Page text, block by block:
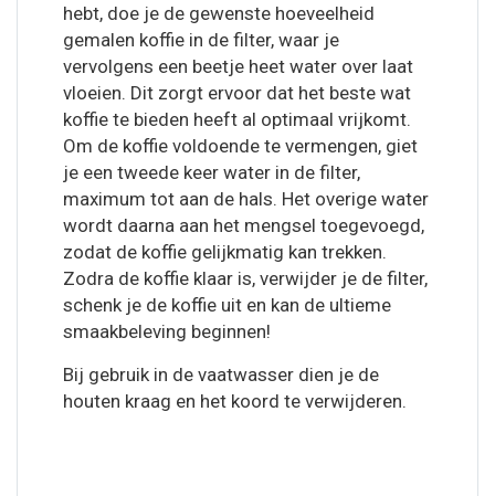
hebt, doe je de gewenste hoeveelheid
gemalen koffie in de filter, waar je
vervolgens een beetje heet water over laat
vloeien. Dit zorgt ervoor dat het beste wat
koffie te bieden heeft al optimaal vrijkomt.
Om de koffie voldoende te vermengen, giet
je een tweede keer water in de filter,
maximum tot aan de hals. Het overige water
wordt daarna aan het mengsel toegevoegd,
zodat de koffie gelijkmatig kan trekken.
Zodra de koffie klaar is, verwijder je de filter,
schenk je de koffie uit en kan de ultieme
smaakbeleving beginnen!
Bij gebruik in de vaatwasser dien je de
houten kraag en het koord te verwijderen.